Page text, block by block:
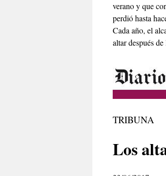
verano y que
perdió hasta
Cada año, el
altar después
TRIBUNA
Los